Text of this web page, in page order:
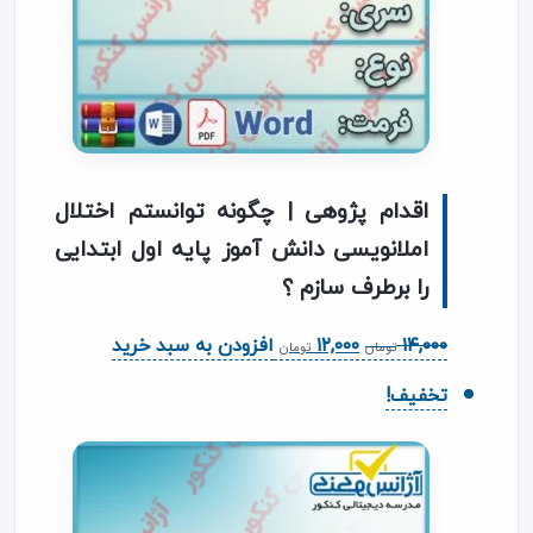
اقدام پژوهی | چگونه توانستم اختلال
املانویسی دانش آموز پایه اول ابتدایی
را برطرف سازم ؟
۱۴,۰۰۰ تومان قیمت
بود.
۱۲,۰۰۰ تومانقیمت
افزودن به سبد خرید
تخفیف!